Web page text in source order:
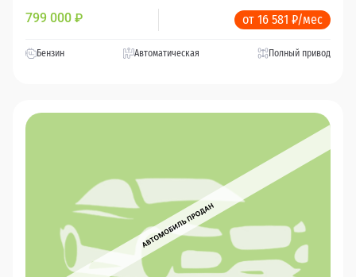
799 000 ₽ от 16 581 ₽/мес
Бензин Автоматическая Полный привод